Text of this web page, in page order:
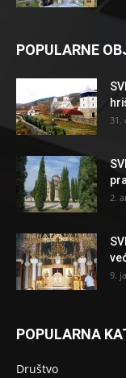
POPULARNE
31.
2.
9.
POPULARNA
Društvo